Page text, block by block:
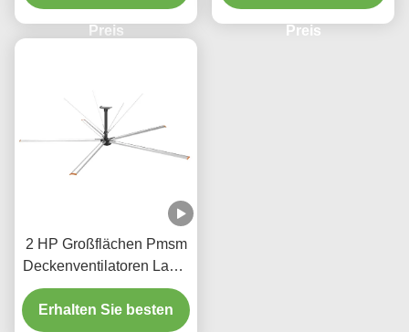
Stadien
Preis
Deckenventilator 0.75KW
Preis
2 HP Großflächen Pmsm
Deckenventilatoren Lager
HVLS Ventilator 220V
Erhalten Sie besten